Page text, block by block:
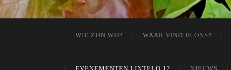
WIE ZIJN WIJ? WAAR VIND JE ONS?
EVENEMENTEN LINTELO 12 NIEUWS